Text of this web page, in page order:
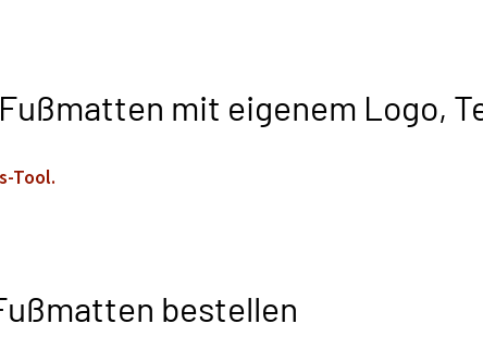
mit eigenem Logo,
Tool.
bestellen